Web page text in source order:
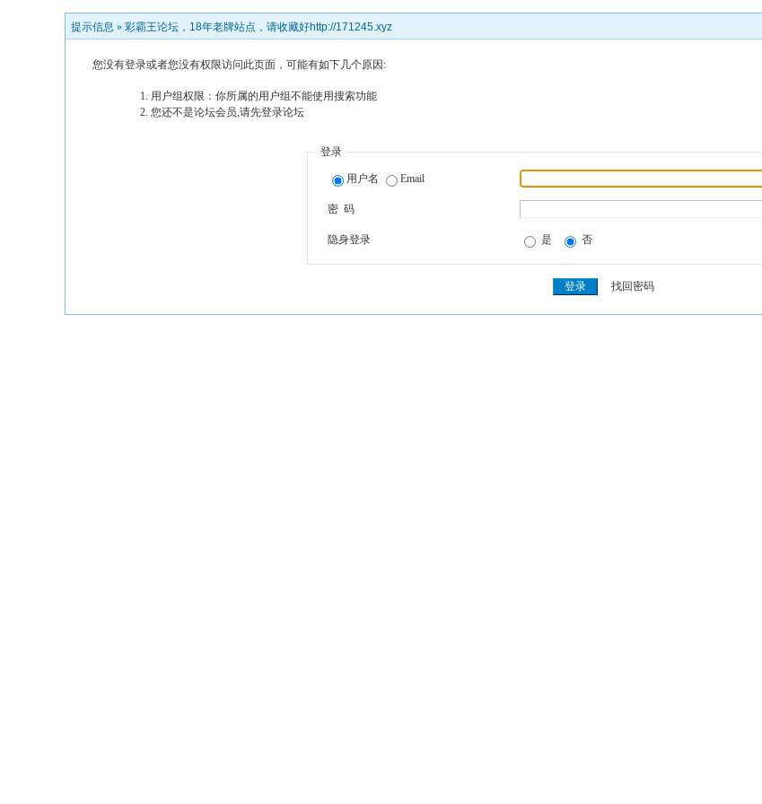
提示信息 » 彩霸王论坛，18年老牌站点，请收藏好http://171245.xyz
您没有登录或者您没有权限访问此页面，可能有如下几个原因:
用户组权限：你所属的用户组不能使用搜索功能
您还不是论坛会员,请先登录论坛
登录
用户名 Email
密 码
隐身登录 是 否
找回密码